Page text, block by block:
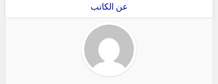
عن الكاتب